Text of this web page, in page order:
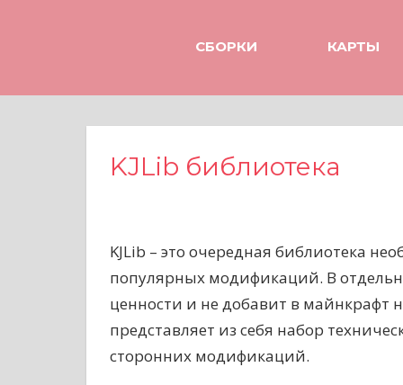
е
СБОРКИ КАРТЫ
KJLib библиотека
KJLib – это очередная библиотека
популярных модификаций. В
ценности и не добавит в майнкрафт
представляет из себя набор
сторонних модификаций.